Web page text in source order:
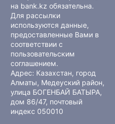
на bank.kz обязательна.
Для рассылки
используются данные,
предоставленные Вами в
соответствии с
пользовательским
соглашением.
Адрес: Казахстан, город
Алматы, Медеуский район,
улица БОГЕНБАЙ БАТЫРА,
дом 86/47, почтовый
индекс 050010